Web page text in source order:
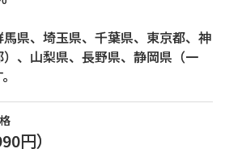
県、埼玉県、千葉県、東京都、神
、山梨県、長野県、静岡県（一
円）